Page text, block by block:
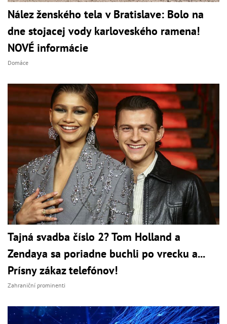
Nález ženského tela v Bratislave: Bolo na
dne stojacej vody karloveského ramena!
NOVÉ informácie
Domáce
Tajná svadba číslo 2? Tom Holland a
Zendaya sa poriadne buchli po vrecku a...
Prísny zákaz telefónov!
Zahraniční prominenti